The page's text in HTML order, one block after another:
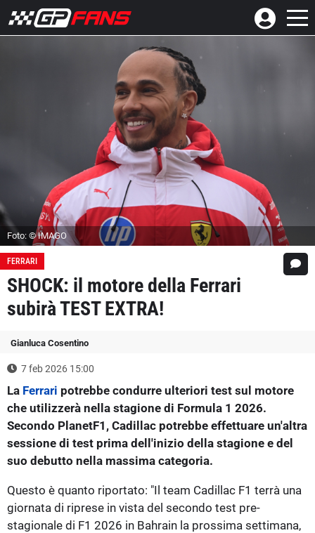
Foto: © IMAGO
FERRARI
SHOCK: il motore della Ferrari
subirà TEST EXTRA!
Gianluca Cosentino
7 feb 2026 15:00
La Ferrari potrebbe condurre ulteriori test sul motore
che utilizzerà nella stagione di Formula 1 2026.
Secondo PlanetF1, Cadillac potrebbe effettuare un'altra
sessione di test prima dell'inizio della stagione e del
suo debutto nella massima categoria.
Questo è quanto riportato: "Il team Cadillac F1 terrà una
giornata di riprese in vista del secondo test pre-
stagionale di F1 2026 in Bahrain la prossima settimana,